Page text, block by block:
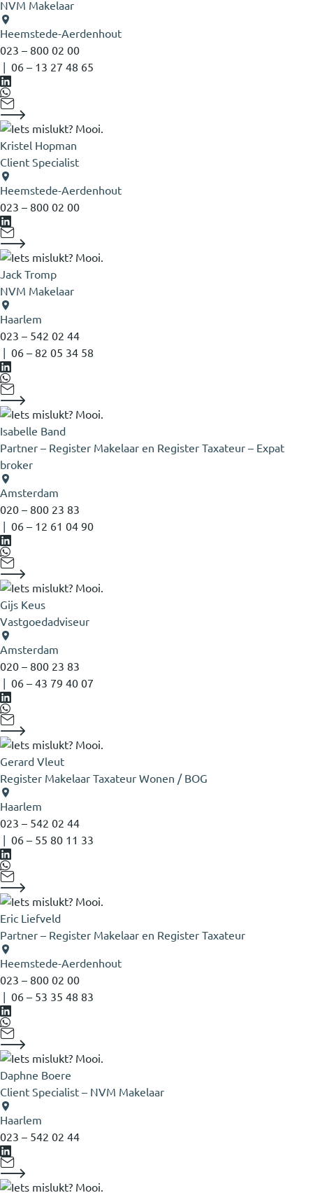
NVM Makelaar
Heemstede-Aerdenhout
023 – 800 02 00
06 – 13 27 48 65
Kristel Hopman
Client Specialist
Heemstede-Aerdenhout
023 – 800 02 00
Jack Tromp
NVM Makelaar
Haarlem
023 – 542 02 44
06 – 82 05 34 58
Isabelle Band
Partner – Register Makelaar en Register Taxateur – Expat
broker
Amsterdam
020 – 800 23 83
06 – 12 61 04 90
Gijs Keus
Vastgoedadviseur
Amsterdam
020 – 800 23 83
06 – 43 79 40 07
Gerard Vleut
Register Makelaar Taxateur Wonen / BOG
Haarlem
023 – 542 02 44
06 – 55 80 11 33
Eric Liefveld
Partner – Register Makelaar en Register Taxateur
Heemstede-Aerdenhout
023 – 800 02 00
06 – 53 35 48 83
Daphne Boere
Client Specialist – NVM Makelaar
Haarlem
023 – 542 02 44